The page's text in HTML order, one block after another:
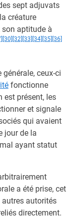
sept adjuvats
créature
aptitude à
[30] [32] [33] [34] [35] [36]
générale, ceux-ci
fonctionne
est présent, les
et signale
qui avaient
jour de la
ayant statut
a été prise, cet
autres autorités
directement.